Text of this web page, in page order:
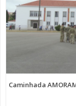
Caminhada